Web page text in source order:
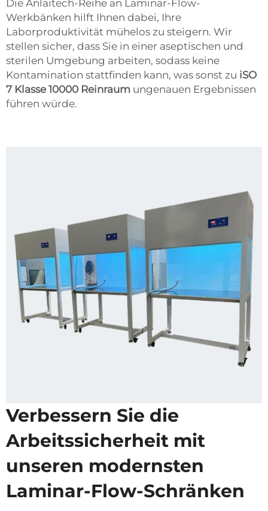
Die Anlaitech-Reihe an Laminar-Flow-
Werkbänken hilft Ihnen dabei, Ihre
Laborproduktivität mühelos zu steigern. Wir
stellen sicher, dass Sie in einer aseptischen und
sterilen Umgebung arbeiten, sodass keine
Kontamination stattfinden kann, was sonst zu iSO
7 Klasse 10000 Reinraum ungenauen Ergebnissen
führen würde.
Verbessern Sie die
Arbeitssicherheit mit
unseren modernsten
Laminar-Flow-Schränken